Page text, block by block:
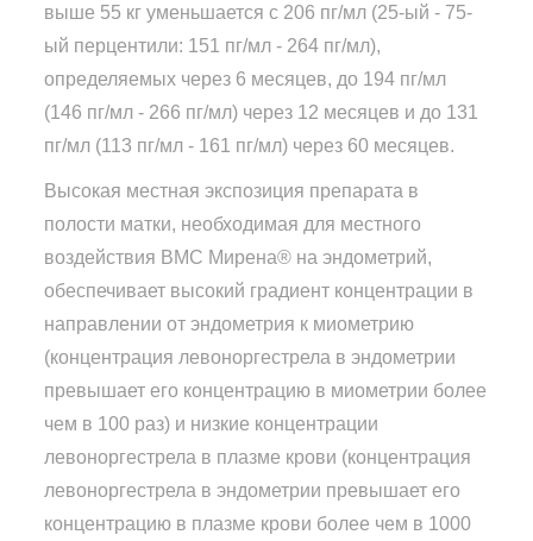
выше 55 кг уменьшается с 206 пг/мл (25-ый - 75-
ый перцентили: 151 пг/мл - 264 пг/мл),
определяемых через 6 месяцев, до 194 пг/мл
(146 пг/мл - 266 пг/мл) через 12 месяцев и до 131
пг/мл (113 пг/мл - 161 пг/мл) через 60 месяцев.
Высокая местная экспозиция препарата в
полости матки, необходимая для местного
воздействия ВМС Мирена® на эндометрий,
обеспечивает высокий градиент концентрации в
направлении от эндометрия к миометрию
(концентрация левоноргестрела в эндометрии
превышает его концентрацию в миометрии более
чем в 100 раз) и низкие концентрации
левоноргестрела в плазме крови (концентрация
левоноргестрела в эндометрии превышает его
концентрацию в плазме крови более чем в 1000